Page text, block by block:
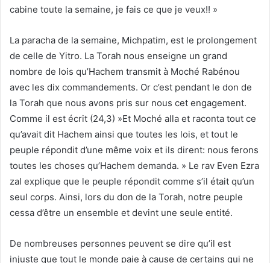
cabine toute la semaine, je fais ce que je veux!! »
La paracha de la semaine, Michpatim, est le prolongement
de celle de Yitro. La Torah nous enseigne un grand
nombre de lois qu’Hachem transmit à Moché Rabénou
avec les dix commandements. Or c’est pendant le don de
la Torah que nous avons pris sur nous cet engagement.
Comme il est écrit (24,3) »Et Moché alla et raconta tout ce
qu’avait dit Hachem ainsi que toutes les lois, et tout le
peuple répondit d’une même voix et ils dirent: nous ferons
toutes les choses qu’Hachem demanda. » Le rav Even Ezra
zal explique que le peuple répondit comme s’il était qu’un
seul corps. Ainsi, lors du don de la Torah, notre peuple
cessa d’être un ensemble et devint une seule entité.
De nombreuses personnes peuvent se dire qu’il est
injuste que tout le monde paie à cause de certains qui ne